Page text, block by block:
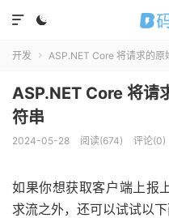


开发  ASP.NET Core 将请求的原
ASP.NET Core 将请
符串
2024-05-28 阅读(674) 评论(0)
如果你想获取客户端上报
求流之外，还可以试试以下